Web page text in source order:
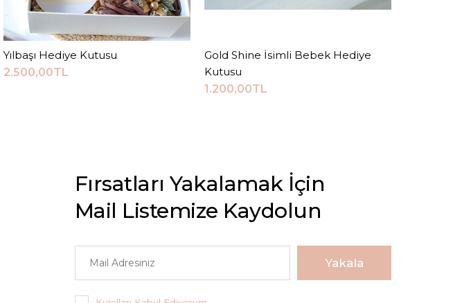
Sepete Ekle
Yılbaşı Hediye Kutusu
2.500,00TL
Sepete Ekle
Gold Shine İsimli Bebek Hediye
Kutusu
1.200,00TL
Fırsatları Yakalamak İçin
Mail Listemize Kaydolun
Yakala